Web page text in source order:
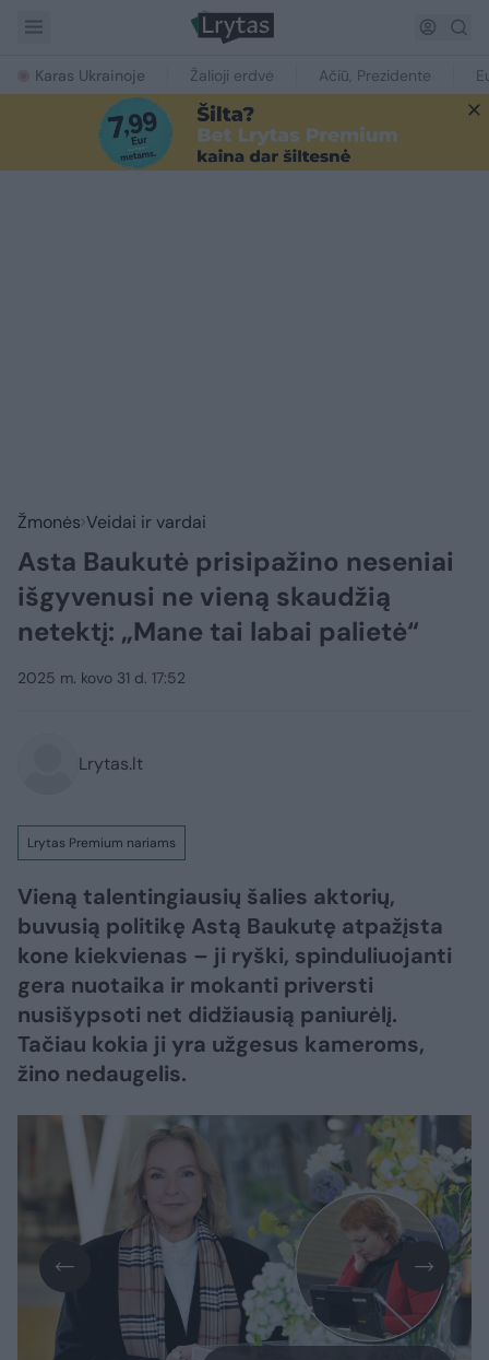
Karas Ukrainoje Žalioji erdvė Ačiū, Prezidente
Žmonės Veidai ir vardai
Asta Baukutė prisipažino neseniai
išgyvenusi ne vieną skaudžią
netektį: „Mane tai labai palietė“
2025 m. kovo 31 d. 17:52
Lrytas.lt
Lrytas Premium nariams
Vieną talentingiausių šalies aktorių,
buvusią politikę Astą Baukutę atpažįsta
kone kiekvienas – ji ryški, spinduliuojanti
gera nuotaika ir mokanti priversti
nusišypsoti net didžiausią paniurėlį.
Tačiau kokia ji yra užgesus kameroms,
žino nedaugelis.